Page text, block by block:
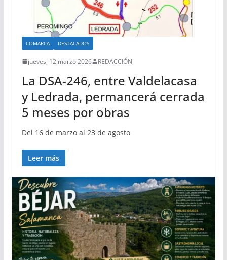
COMARCA DESTACADOS
jueves, 12 marzo 2026 REDACCIÓN
La DSA-246, entre Valdelacasa
y Ledrada, permancerá cerrada
5 meses por obras
Del 16 de marzo al 23 de agosto
Leer más